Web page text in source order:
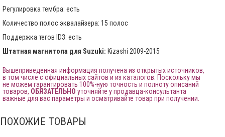
Регулировка тембра: есть
Количество полос эквалайзера: 15 полос
Поддержка тегов ID3: есть
Штатная магнитола для Suzuki: Kizashi 2009-2015
Вышеприведенная информация получена из открытых источников,
в том числе с официальных сайтов и из каталогов. Поскольку мы
не можем гарантировать 100%-ную точность и полноту описаний
товаров, ОБЯЗАТЕЛЬНО уточняйте у продавца-консультанта
важные для вас параметры и осматривайте товар при получении.
ПОХОЖИЕ ТОВАРЫ